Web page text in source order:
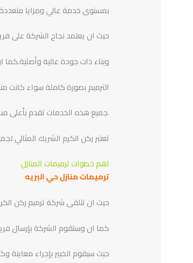
بمستوى خدمة عالي ومزايا
حيث ان يعتمد نجاح الشركة على
وبناء ذات جودة عالية وأصلية.كما
الترميم بصورة كاملة سواء كانت
.جميع هذه الخدمات تقدم بأعلى
تعتبر ركن الكرم الشريك المثالي
اهم خطوات ترميمات المنازل
ترميمات منازل حي البريه
حيث ان تتلقى شركة ترميم ركن
كما ان وستقوم الشركة بإرسال
حيث سيقوم الخبير بإجراء معاينة